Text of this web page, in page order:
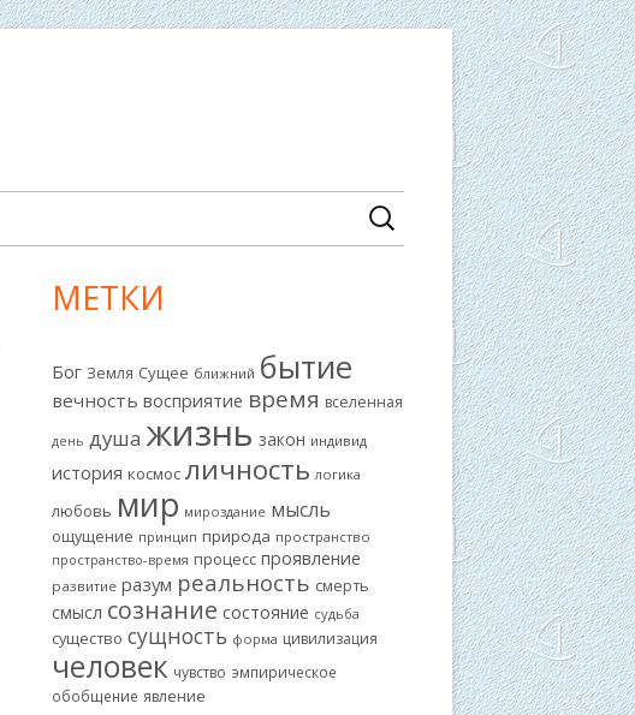
Найти:
Главная
колонка
МЕТКИ
Бог Земля Сущее ближний бытие
вечность восприятие время вселенная
день душа жизнь закон индивид
история космос личность логика
любовь мир мироздание мысль
ощущение принцип природа пространство
пространство-время процесс проявление
развитие разум реальность смерть
смысл сознание состояние судьба
существо сущность форма цивилизация
человек чувство эмпирическое
обобщение явление